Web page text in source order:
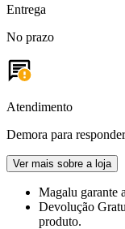
Entrega
No prazo
Atendimento
Demora para responder
Ver mais sobre a loja
Magalu garante
Devolução
produto.